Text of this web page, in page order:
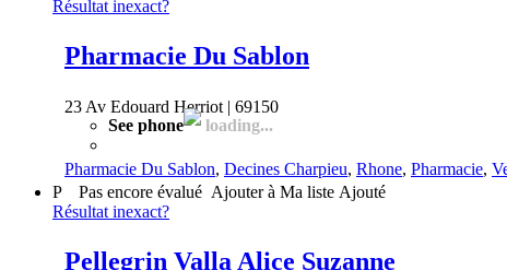
Résultat inexact?
Pharmacie Du Sablon
23 Av Edouard Herriot | 69150
See phone
loading...
Pharmacie Du Sablon, Decines Charpieu, Rhone, Pharmacie,
P
Pas encore évalué Ajouter à Ma liste Ajouté
Résultat inexact?
Pellegrin Valla Alice Suzanne